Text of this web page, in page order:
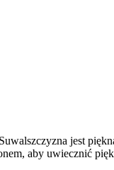
jest
aby uwiecznić